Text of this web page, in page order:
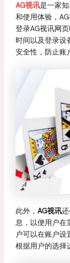
AG视讯是一家
和使用体验，
登录AG视讯网
时间以及登录设
安全性，防止账
此外， AG视讯
息，以便用户在
户可以在账户设
根据用户的选择